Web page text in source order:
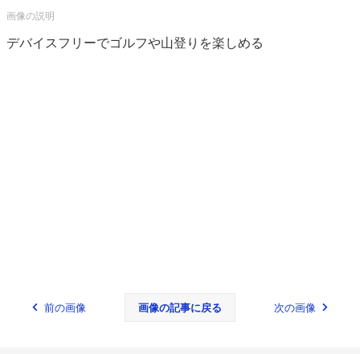
デバイスフリーでゴルフや山登りを楽しめる
前の画像 画像の記事に戻る 次の画像